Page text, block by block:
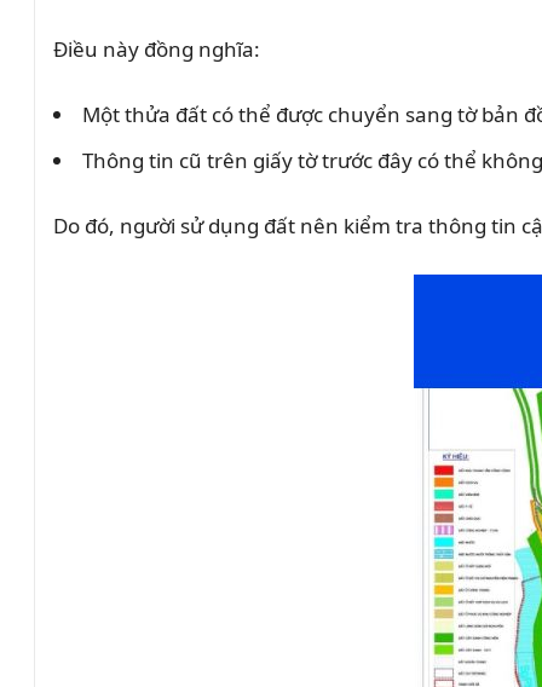
Điều này đồng nghĩa:
Một thửa đất có thể được chuyển sang tờ bản
Thông tin cũ trên giấy tờ trước đây có thể
Do đó, người sử dụng đất nên kiểm tra thông tin